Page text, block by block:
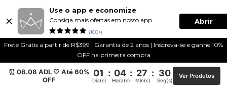
Use o app e economize
Consiga mais ofertas em nosso app
(100+)
Abrir
Frete Grátis a partir de R$399 | Garantia de 2 anos | Inscreva-se e ganhe 10%
OFF na primeira compra
⏰ 08.08 ADL 🤍 Até 60%
OFF
01 : 04 : 27 : 29
Dia(s) Hora(s) Min(s) Seg(s)
Ver Produtos